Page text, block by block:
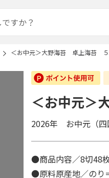
＜お中元＞大野海苔 卓上海苔 ５
＜お中元＞
2026年 お中元（四
●商品内容／8切48
●原料原産地／のり